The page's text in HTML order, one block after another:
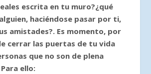
escrita en tu muro?¿qué
haciéndose pasar por ti,
amistades?. Es momento, por
cerrar las puertas de tu vida
que no son de plena
ello: